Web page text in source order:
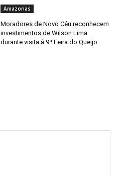
Amazonas
Moradores de Novo Céu reconhecem
investimentos de Wilson Lima
durante visita à 9ª Feira do Queijo